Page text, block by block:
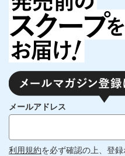
メールアドレス
利用規約を必ず確認の上、登録